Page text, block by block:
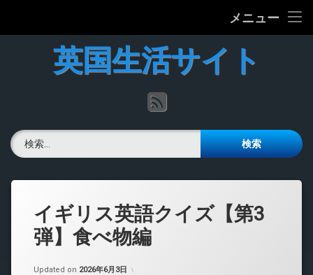
メニュー
英国の文化について
掲示板
英国生活サイト
RSS
イギリス英語クイズ【第3
弾】食べ物編
Updated on 2026年6月3日